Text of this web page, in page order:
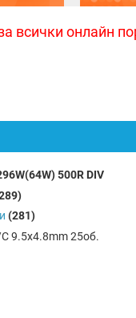
всички онлайн
500R DIV
(281)
9.5x4.8mm 25об.